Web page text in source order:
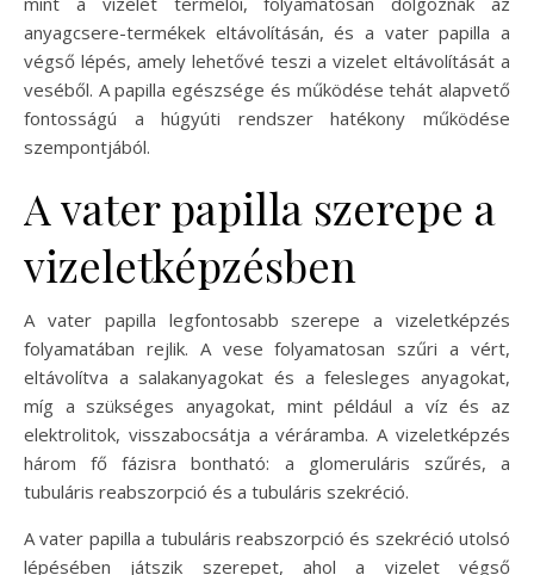
anyagcsere-termékek eltávolításán, és a vater papilla a
végső lépés, amely lehetővé teszi a vizelet eltávolítását a
veséből. A papilla egészsége és működése tehát alapvető
fontosságú a húgyúti rendszer hatékony működése
szempontjából.
A vater papilla szerepe a
vizeletképzésben
A vater papilla legfontosabb szerepe a vizeletképzés
folyamatában rejlik. A vese folyamatosan szűri a vért,
eltávolítva a salakanyagokat és a felesleges anyagokat,
míg a szükséges anyagokat, mint például a víz és az
elektrolitok, visszabocsátja a véráramba. A vizeletképzés
három fő fázisra bontható: a glomeruláris szűrés, a
tubuláris reabszorpció és a tubuláris szekréció.
A vater papilla a tubuláris reabszorpció és szekréció utolsó
lépésében játszik szerepet, ahol a vizelet végső